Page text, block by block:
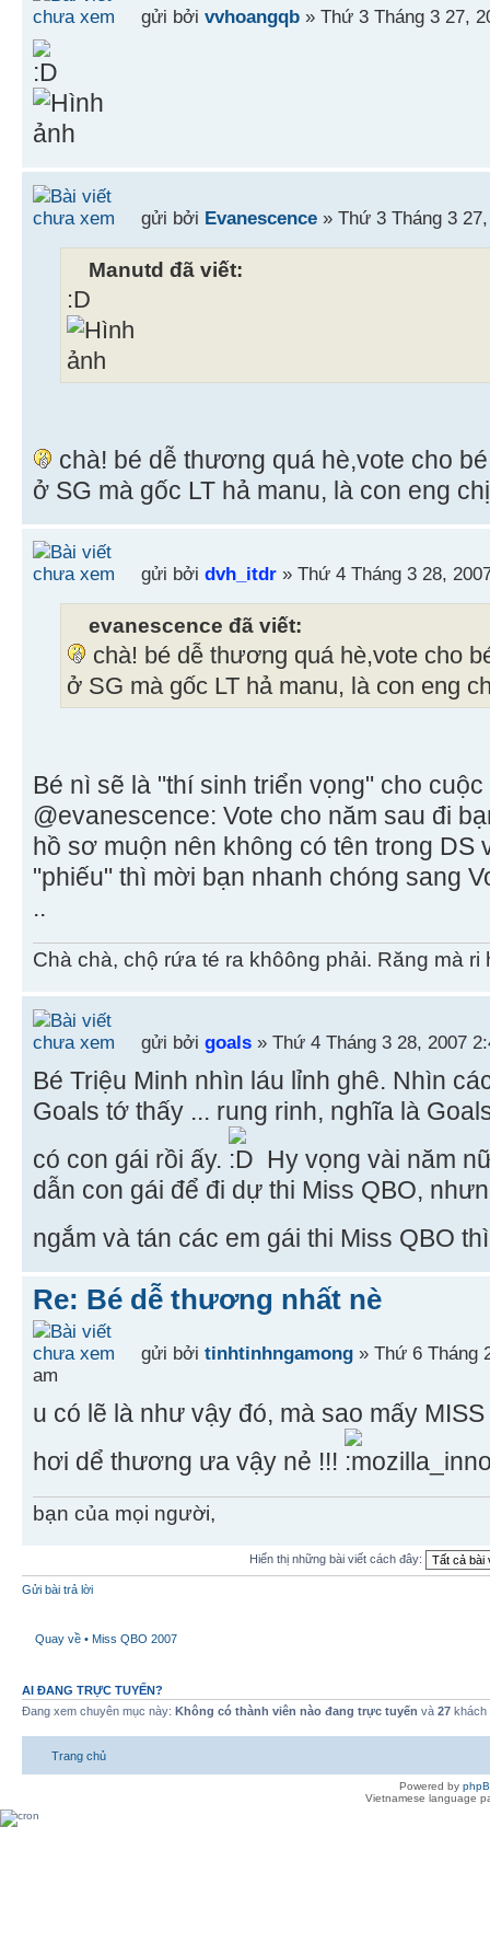
gửi bởi vvhoangqb » Thứ 3 Tháng 3 27,
gửi bởi Evanescence » Thứ 3 Tháng 3
Manutd đã viết:
:D
chà! bé dễ thương quá hè,vote cho
ở SG mà gốc LT hả manu, là con eng
gửi bởi dvh_itdr » Thứ 4 Tháng 3 28,
evanescence đã viết:
chà! bé dễ thương quá hè,vote cho
ở SG mà gốc LT hả manu, là con eng
Bé nì sẽ là "thí sinh triển vọng" cho
@evanescence: Vote cho năm sau đi
hồ sơ muộn nên không có tên trong DS
"phiếu" thì mời bạn nhanh chóng sang
..
Chà chà, chộ rứa té ra khôông phải. Răng mà ri
gửi bởi goals » Thứ 4 Tháng 3 28, 2007
Bé Triệu Minh nhìn láu lỉnh ghê. Nhìn
Goals tớ thấy ... rung rinh, nghĩa là
có con gái rồi ấy.
Hy vọng vài năm
dẫn con gái để đi dự thi Miss QBO,
ngắm và tán các em gái thi Miss QBO
Re: Bé dễ thương nhất nè
gửi bởi tinhtinhngamong » Thứ 6 Tháng
am
u có lẽ là như vậy đó, mà sao mấy
hơi dể thương ưa vậy nẻ !!!
bạn của mọi người,
Hiển thị những bài viết cách đây:
Gửi bài trả lời
Quay về • Miss QBO 2007
AI ĐANG TRỰC TUYẾN?
Đang xem chuyên mục này: Không có thành viên nào đang trực tuyến và 27 khách
Trang chủ
Powered by
Vietnamese language